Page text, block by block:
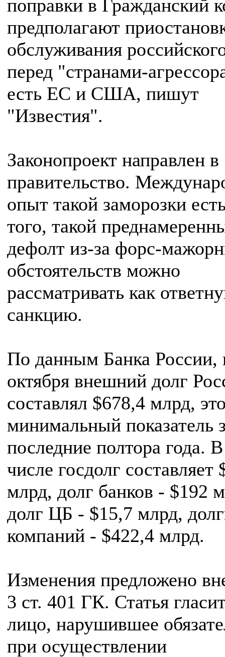
поправки в Гражданский
предполагают
обслуживания
перед "странами-
есть ЕС и США, пишут
"Известия".
Законопроект направлен в
правительство.
опыт такой заморозки
того, такой
дефолт из-за форс-
обстоятельств можно
рассматривать как
санкцию.
По данным Банка России,
октября внешний долг
составлял $678,4 млрд,
минимальный показатель
последние полтора года.
числе госдолг составляет
млрд, долг банков - $192
долг ЦБ - $15,7 млрд,
компаний - $422,4 млрд.
Изменения предложено
3 ст. 401 ГК. Статья
лицо, нарушившее
при осуществлении